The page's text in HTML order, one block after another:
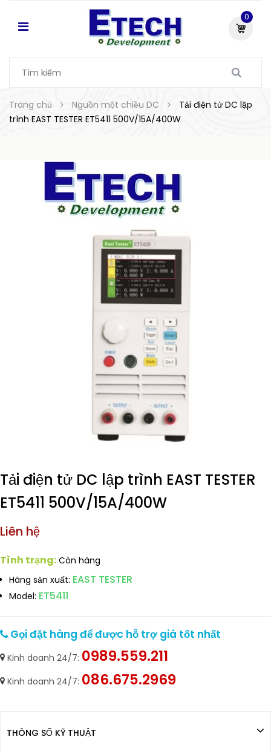
0
Trang chủ Nguồn một chiều DC
Tải điện tử DC lập
trình EAST TESTER ET5411 500V/15A/400W
Tải điện tử DC lập trình EAST TESTER
ET5411 500V/15A/400W
Liên hệ
Tình trạng: Còn hàng
Hãng sản xuất: EAST TESTER
Model: ET5411
Gọi đặt hàng để được hỗ trợ giá tốt nhất
Kinh doanh 24/7: 0989.559.211
Kinh doanh 24/7: 086.675.2969
THÔNG SỐ KỸ THUẬT